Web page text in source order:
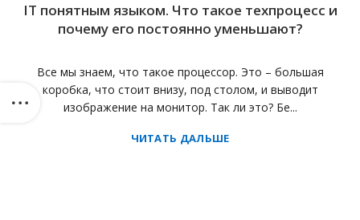
IT понятным языком. Что такое техпроцесс и
почему его постоянно уменьшают?
Все мы знаем, что такое процессор. Это – большая
коробка, что стоит внизу, под столом, и выводит
изображение на монитор. Так ли это? Бе...
ЧИТАТЬ ДАЛЬШЕ